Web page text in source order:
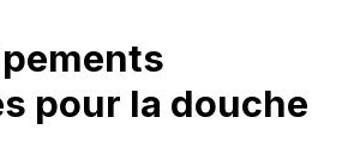
pour la douche